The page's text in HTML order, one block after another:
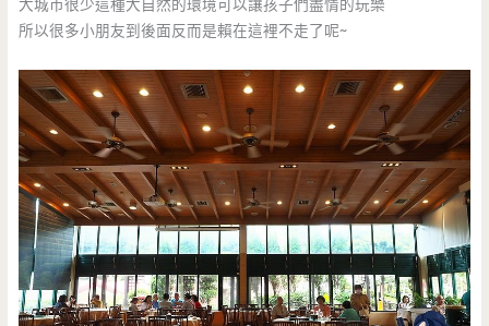
大城市很少這種大自然的環境可以讓孩子們盡情的玩樂
所以很多小朋友到後面反而是賴在這裡不走了呢~